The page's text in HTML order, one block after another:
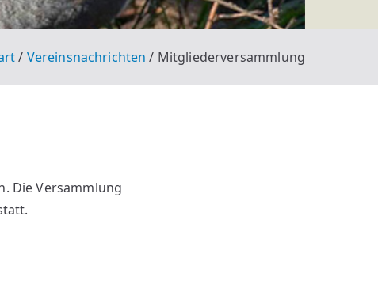
Vereinsnachrichten Mitgliederversammlung
Die Versammlung